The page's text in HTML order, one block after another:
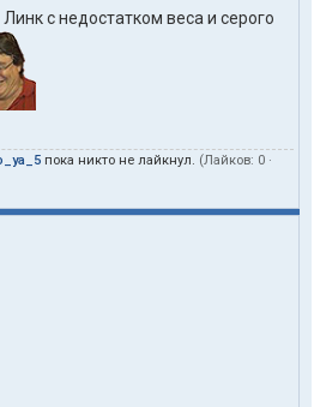
с недостатком веса и серого
пока никто не лайкнул. (Лайков: 0 ·